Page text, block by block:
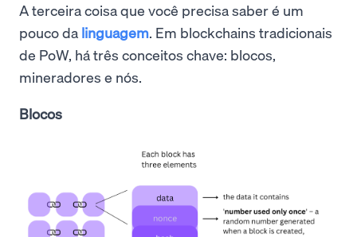
A terceira coisa que você precisa saber é um
pouco da linguagem. Em blockchains tradicionais
de PoW, há três conceitos chave: blocos,
mineradores e nós.
Blocos